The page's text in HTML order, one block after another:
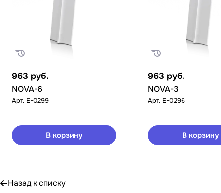
963 руб.
NOVA-6
Арт. E-0299
В корзину
963 руб.
NOVA-3
Арт. E-0296
В корзину
Назад к списку